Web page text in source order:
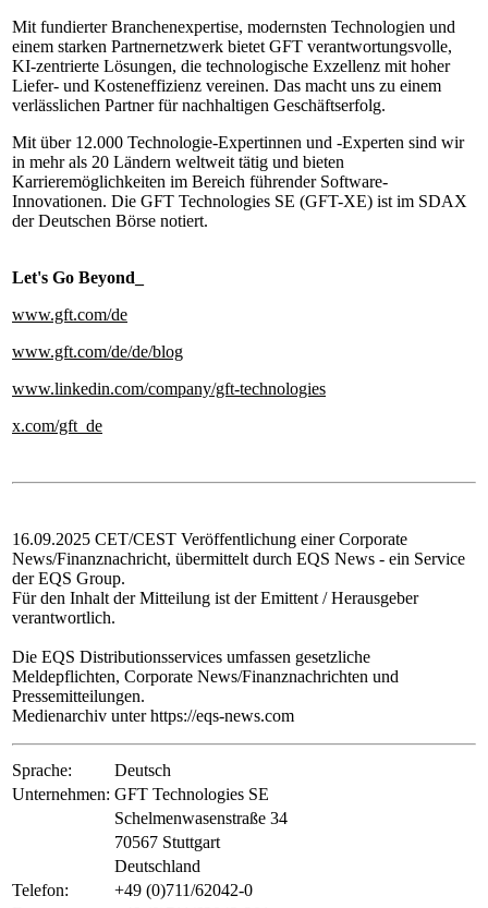
Mit fundierter Branchenexpertise, modernsten Technologien und
einem starken Partnernetzwerk bietet GFT verantwortungsvolle,
KI-zentrierte Lösungen, die technologische Exzellenz mit hoher
Liefer- und Kosteneffizienz vereinen. Das macht uns zu einem
verlässlichen Partner für nachhaltigen Geschäftserfolg.
Mit über 12.000 Technologie-Expertinnen und -Experten sind wir
in mehr als 20 Ländern weltweit tätig und bieten
Karrieremöglichkeiten im Bereich führender Software-
Innovationen. Die GFT Technologies SE (GFT-XE) ist im SDAX
der Deutschen Börse notiert.
Let's Go Beyond_
www.gft.com/de
www.gft.com/de/de/blog
www.linkedin.com/company/gft-technologies
x.com/gft_de
16.09.2025 CET/CEST Veröffentlichung einer Corporate
News/Finanznachricht, übermittelt durch EQS News - ein Service
der EQS Group.
Für den Inhalt der Mitteilung ist der Emittent / Herausgeber
verantwortlich.
Die EQS Distributionsservices umfassen gesetzliche
Meldepflichten, Corporate News/Finanznachrichten und
Pressemitteilungen.
Medienarchiv unter https://eqs-news.com
Sprache:
Deutsch
Unternehmen: GFT Technologies SE
Schelmenwasenstraße 34
70567 Stuttgart
Deutschland
Telefon:
+49 (0)711/62042-0